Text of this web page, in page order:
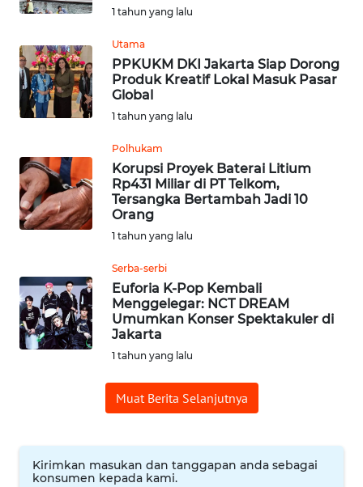
1 tahun yang lalu
Utama
PPKUKM DKI Jakarta Siap Dorong
Produk Kreatif Lokal Masuk Pasar
Global
1 tahun yang lalu
Polhukam
Korupsi Proyek Baterai Litium
Rp431 Miliar di PT Telkom,
Tersangka Bertambah Jadi 10
Orang
1 tahun yang lalu
Serba-serbi
Euforia K-Pop Kembali
Menggelegar: NCT DREAM
Umumkan Konser Spektakuler di
Jakarta
1 tahun yang lalu
Muat Berita Selanjutnya
Kirimkan masukan dan tanggapan anda sebagai
konsumen kepada kami.
WN
WN
CIANJUR
SERIBU
WN
TANGERANG
BINJAI
WN
CIREBON
WN
KUNINGAN